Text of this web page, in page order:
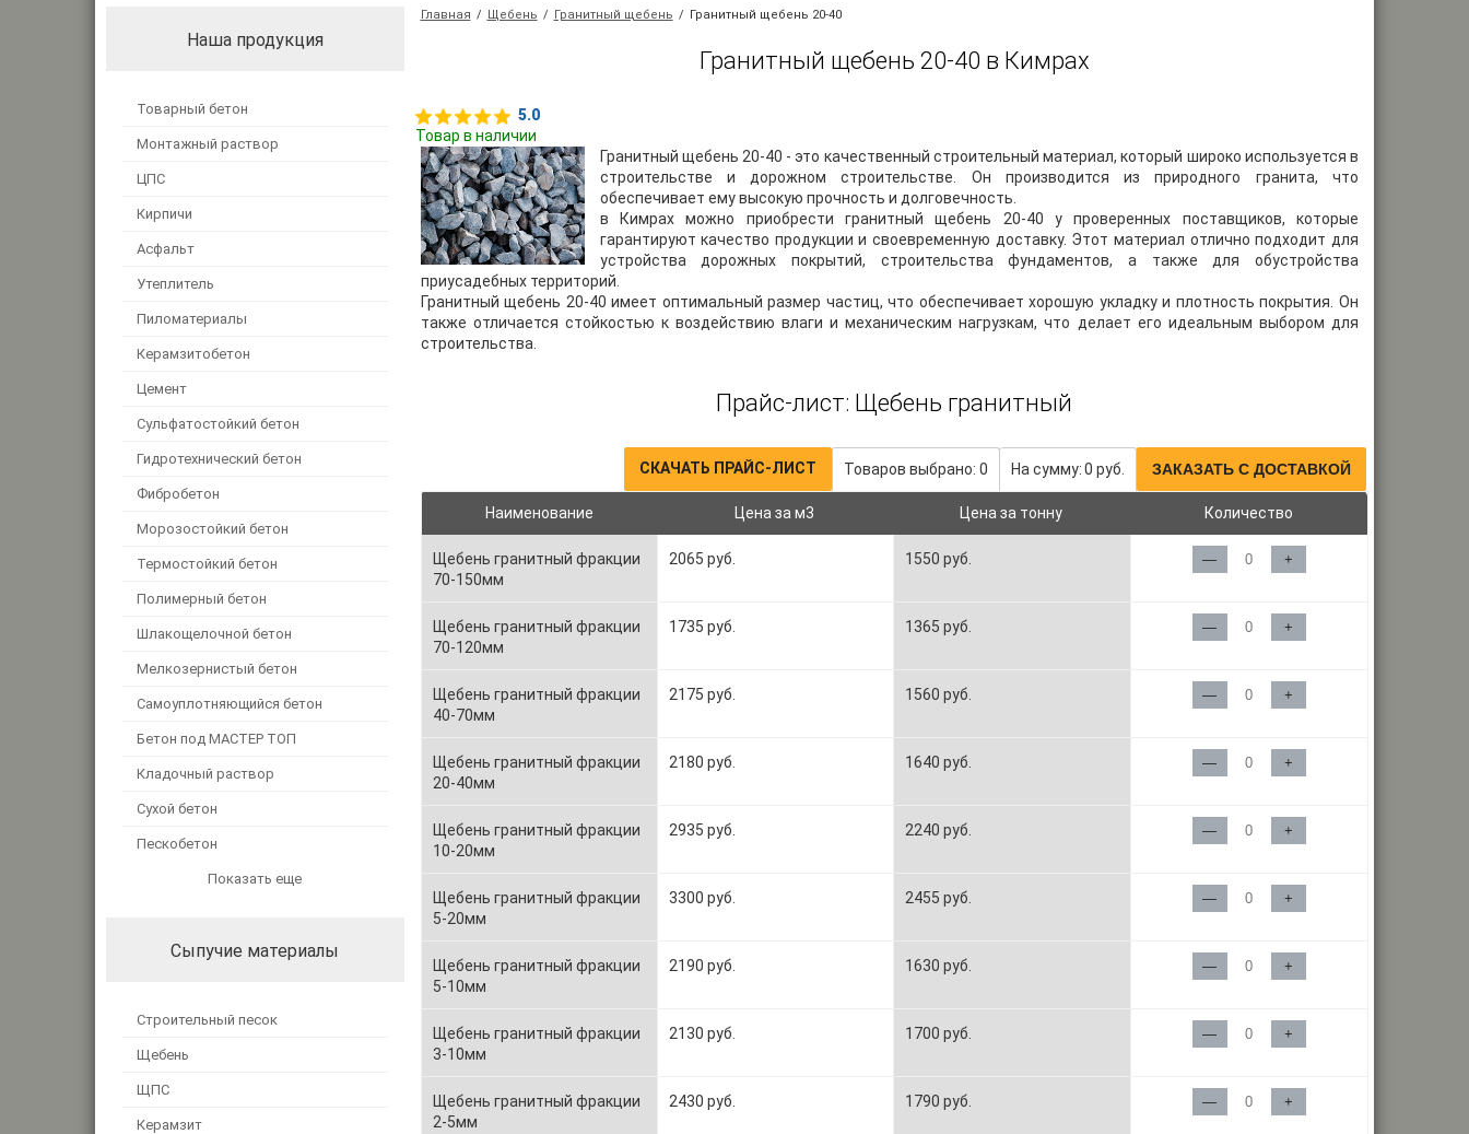
Наша продукция
Товарный бетон
Монтажный раствор
ЦПС
Кирпичи
Асфальт
Утеплитель
Пиломатериалы
Керамзитобетон
Цемент
Сульфатостойкий бетон
Гидротехнический бетон
Фибробетон
Морозостойкий бетон
Термостойкий бетон
Полимерный бетон
Шлакощелочной бетон
Мелкозернистый бетон
Самоуплотняющийся бетон
Бетон под МАСТЕР ТОП
Кладочный раствор
Сухой бетон
Пескобетон
Показать еще
Сыпучие материалы
Строительный песок
Щебень
ЩПС
Керамзит
Главная / Щебень / Гранитный щебень / Гранитный щебень 20-40
Гранитный щебень 20-40 в Кимрах
5.0
Товар в наличии
Гранитный щебень 20-40 - это качественный строительный материал, который широко используется в
строительстве и дорожном строительстве. Он производится из природного гранита, что
обеспечивает ему высокую прочность и долговечность.
в Кимрах можно приобрести гранитный щебень 20-40 у проверенных поставщиков, которые
гарантируют качество продукции и своевременную доставку. Этот материал отлично подходит для
устройства дорожных покрытий, строительства фундаментов, а также для обустройства
приусадебных территорий.
Гранитный щебень 20-40 имеет оптимальный размер частиц, что обеспечивает хорошую укладку и плотность покрытия. Он
также отличается стойкостью к воздействию влаги и механическим нагрузкам, что делает его идеальным выбором для
строительства.
Прайс-лист: Щебень гранитный
СКАЧАТЬ ПРАЙС-ЛИСТ Товаров выбрано: 0 На сумму: 0 руб. ЗАКАЗАТЬ С ДОСТАВКОЙ
Наименование Цена за м3 Цена за тонну Количество
Щебень гранитный фракции
70-150мм
2065 руб. 1550 руб. — +
Щебень гранитный фракции
70-120мм
1735 руб. 1365 руб. — +
Щебень гранитный фракции
40-70мм
2175 руб. 1560 руб. — +
Щебень гранитный фракции
20-40мм
2180 руб. 1640 руб. — +
Щебень гранитный фракции
10-20мм
2935 руб. 2240 руб. — +
Щебень гранитный фракции
5-20мм
3300 руб. 2455 руб. — +
Щебень гранитный фракции
5-10мм
2190 руб. 1630 руб. — +
Щебень гранитный фракции
3-10мм
2130 руб. 1700 руб. — +
Щебень гранитный фракции
2-5мм
2430 руб. 1790 руб. — +